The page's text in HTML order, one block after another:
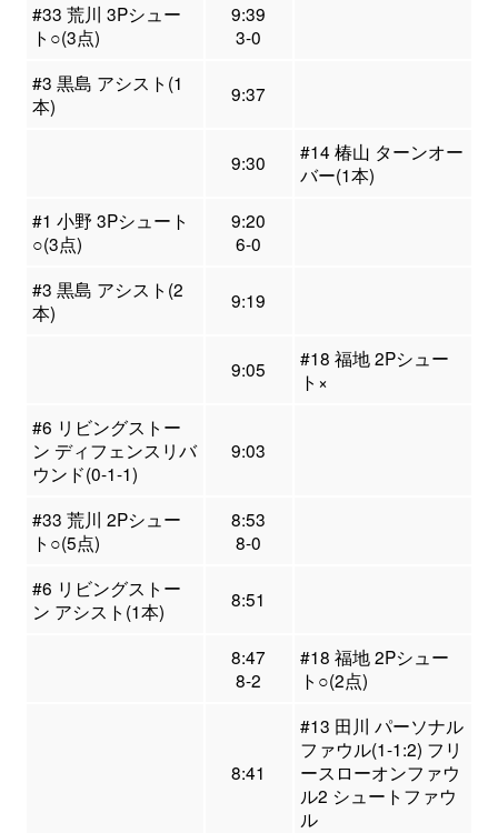
#33 荒川 3Pシュー
ト○(3点)
9:39
3-0
#3 黒島 アシスト(1
本)
9:37
9:30
#14 椿山 ターンオー
バー(1本)
#1 小野 3Pシュート
○(3点)
9:20
6-0
#3 黒島 アシスト(2
本)
9:19
9:05
#18 福地 2Pシュー
ト×
#6 リビングストー
ン ディフェンスリバ
ウンド(0-1-1)
9:03
#33 荒川 2Pシュー
ト○(5点)
8:53
8-0
#6 リビングストー
ン アシスト(1本)
8:51
8:47
8-2
#18 福地 2Pシュー
ト○(2点)
8:41
#13 田川 パーソナル
ファウル(1-1:2) フリ
ースローオンファウ
ル2 シュートファウ
ル